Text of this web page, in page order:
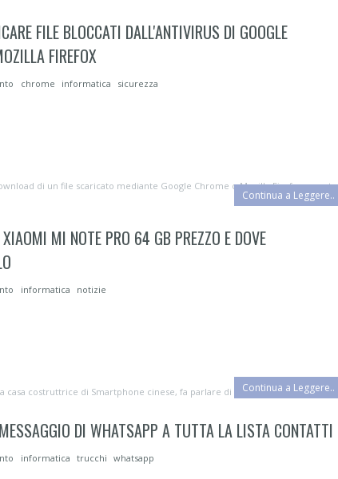
FILE BLOCCATI DALL'ANTIVIRUS DI GOOGLE
FIREFOX
chrome informatica sicurezza
di un file scaricato mediante Google Chrome o Mozilla Firefox, questo
Continua a Leggere..
XIAOMI MI NOTE PRO 64 GB PREZZO E DOVE
informatica notizie
casa costruttrice di Smartphone cinese, fa parlare di sè, soprattutto pe...
Continua a Leggere..
DI WHATSAPP A TUTTA LA LISTA CONTATTI
informatica trucchi whatsapp